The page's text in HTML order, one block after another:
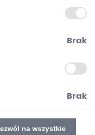
Brak
Brak
na wszystkie